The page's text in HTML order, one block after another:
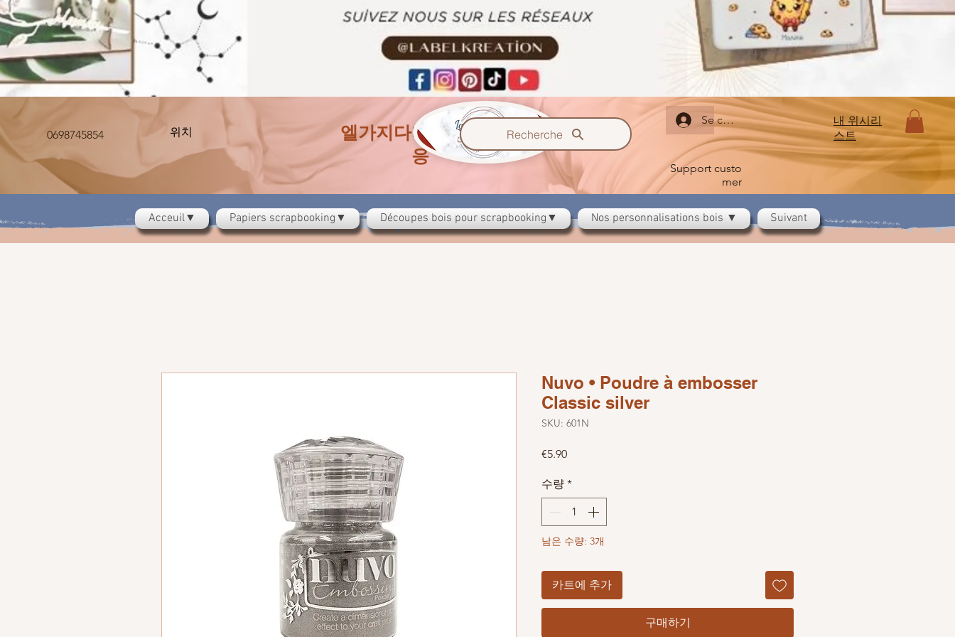
Acceuil▼ Papiers scrapbooking▼ Découpes bois pour scrapbooking▼ Nos personnalisations bois ▼ Suivant
0698745854 위치 엘가지다비 그케이
응
Recherche
Se connecter
Support custo
mer
내 위시리
스트
Nuvo • Poudre à embosser
Classic silver
SKU: 601N
€5.90가격
수량 *
남은 수량: 3개
카트에 추가
구매하기